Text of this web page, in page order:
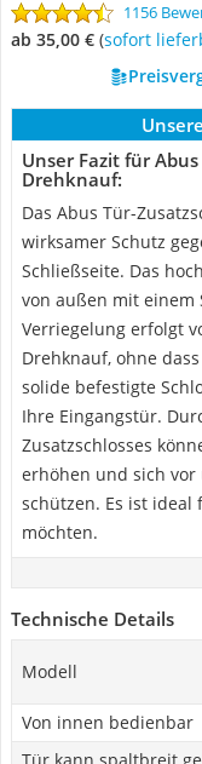
1156
ab 35,00 € ( Sofort
Unser Fazit für
Drehknauf:
Das Abus Tür-
wirksamer Schutz
Schließseite. Das
von außen mit einem
Verriegelung erfolgt
Drehknauf, ohne
solide befestigte
Ihre Eingangstür.
Zusatzschlosses
erhöhen und sich
schützen. Es ist
möchten.
Technische Details
Modell
Von innen bedienbar